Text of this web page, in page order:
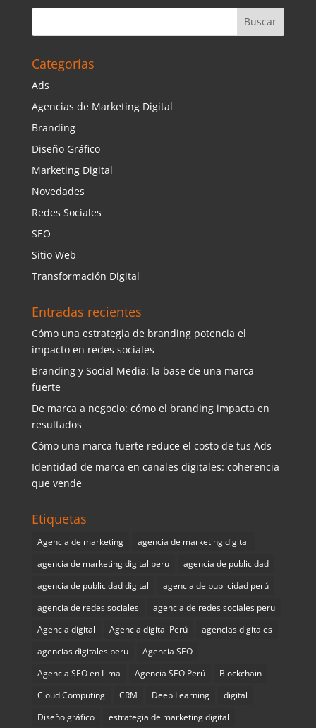
Categorías
Ads
Agencias de Marketing Digital
Branding
Diseño Gráfico
Marketing Digital
Novedades
Redes Sociales
SEO
Sitio Web
Transformación Digital
Entradas recientes
Cómo una estrategia de branding potencia el
impacto en redes sociales
Branding y Social Media: la base de una marca
fuerte
De marca a negocio: cómo el branding impacta en
resultados
Cómo una marca fuerte reduce el costo de tus Ads
Identidad de marca en canales digitales: coherencia
que vende
Etiquetas
Agencia de marketing
agencia de marketing digital
agencia de marketing digital peru
agencia de publicidad
agencia de publicidad digital
agencia de publicidad perú
agencia de redes sociales
agencia de redes sociales peru
Agencia digital
Agencia digital Perú
agencias digitales
agencias digitales peru
Agencia SEO
Agencia SEO en Lima
Agencia SEO Perú
Blockchain
Cloud Computing
CRM Deep Learning
digital
Diseño gráfico
estrategia de marketing digital